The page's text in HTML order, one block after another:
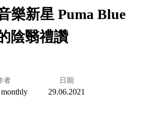
樂新星 Puma Blue
陰翳禮讚
者 日期
29.06.2021